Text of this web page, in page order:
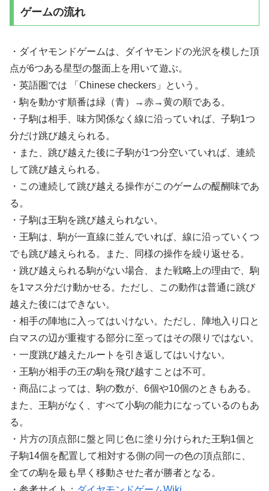
ゲームの流れ
・ダイヤモンドゲームは、ダイヤモンドの光沢を模した頂
点が6つある星型の盤面上を用いて遊ぶ。
・英語圏では 「Chinese checkers」という。
・駒を動かす順番は緑（青）→赤→黄の順である。
・子駒は相手、味方関係なく線に沿っていれば、子駒1つ
分だけ跳び越えられる。
・また、跳び越えた後に子駒が1つ分空いていれば、連続
して跳び越えられる。
・この連続して跳び越える操作がこのゲームの醍醐味であ
る。
・子駒は王駒を跳び越えられない。
・王駒は、駒が一直線に並んでいれば、線に沿っていくつ
でも跳び越えられる。また、同様の操作を繰り返せる。
・跳び越えられる駒がない場合、また戦略上の理由で、駒
を1マス分だけ動かせる。ただし、この動作は普通に跳び
越えた後にはできない。
・相手の陣地に入ってはいけない。ただし、陣地入り口と
白マスの辺が重複する部分に至ってはその限りではない。
・一度跳び越えたルートを引き返してはいけない。
・王駒が相手の王の駒を飛び越すことは不可。
・商品によっては、駒の数が、6個や10個のときもある。
また、王駒がなく、すべて小駒の能力になっているのもあ
る。
・片方の頂点部に盤と同じ色に塗り分けられた王駒1個と
子駒14個を配置して相対する側の同一の色の頂点部に、
全ての駒を最も早く移動させた者が勝者となる。